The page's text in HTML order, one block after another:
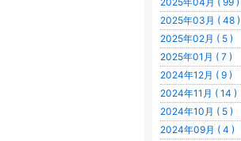
2025年03月 ( 48 )
2025年02月 ( 5 )
2025年01月 ( 7 )
2024年12月 ( 9 )
2024年11月 ( 14 )
2024年10月 ( 5 )
2024年09月 ( 4 )